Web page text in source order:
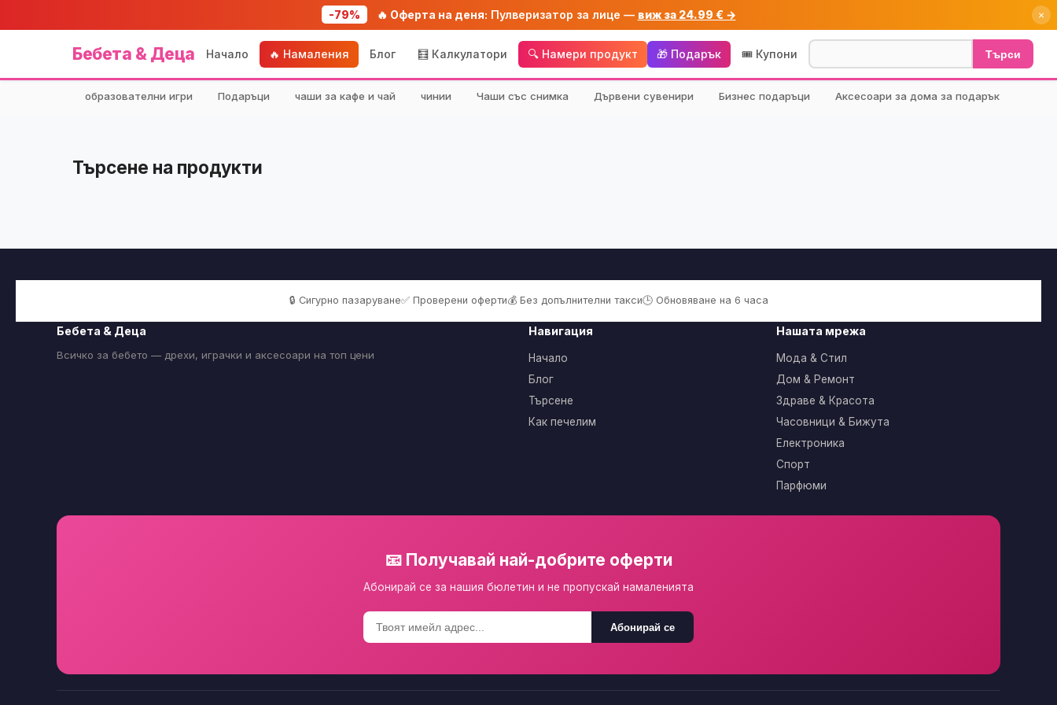
-79% 🔥 Оферта на деня: Пулверизатор за лице — виж за 24.99 € → ×
Бебета & Деца Начало 🔥 Намаления Блог 🧮 Калкулатори 🔍 Намери продукт 🎁 Подарък 🎟️ Купони Търси
образователни игри Подаръци чаши за кафе и чай чинии Чаши със снимка Дървени сувенири Бизнес подаръци Аксесоари за дома за подарък
Търсене на продукти
🔒 Сигурно пазаруване✅ Проверени оферти💰 Без допълнителни такси🕒 Обновяване на 6 часа
Бебета & Деца
Всичко за бебето — дрехи, играчки и аксесоари на топ цени
Навигация
Начало
Блог
Търсене
Как печелим
Нашата мрежа
Мода & Стил
Дом & Ремонт
Здраве & Красота
Часовници & Бижута
Електроника
Спорт
Парфюми
📧 Получавай най-добрите оферти
Абонирай се за нашия бюлетин и не пропускай намаленията
Абонирай се